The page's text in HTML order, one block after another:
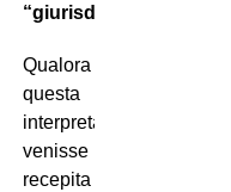
“giurisdizioni”
Qualora
questa
interpretazione
venisse
recepita